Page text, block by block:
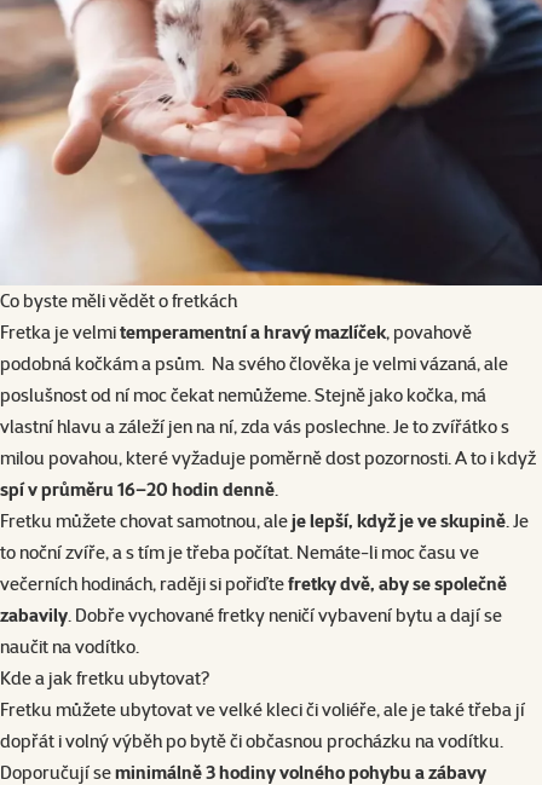
Co byste měli vědět o fretkách
Fretka je velmitemperamentní a hravý mazlíček, povahově
podobná kočkám a psům. Na svého člověka je velmi vázaná, ale
poslušnost od ní moc čekat nemůžeme. Stejně jako kočka, má
vlastní hlavu a záleží jen na ní, zda vás poslechne. Je to zvířátko s
milou povahou, které vyžaduje poměrně dost pozornosti. A to i když
spí v průměru 16–20 hodin denně.
Fretku můžete chovat samotnou, aleje lepší, když je ve skupině. Je
to noční zvíře, a s tím je třeba počítat. Nemáte-li moc času ve
večerních hodinách, raději si pořiďtefretky dvě, aby se společně
zabavily. Dobře vychované fretky neničí vybavení bytu a dají se
naučit na vodítko.
Kde a jak fretku ubytovat?
Fretku můžete ubytovat vevelké kleci či voliéře, ale je také třeba jí
dopřát i volný výběh po bytě či občasnou procházku navodítku.
Doporučují seminimálně 3 hodiny volného pohybu a zábavy